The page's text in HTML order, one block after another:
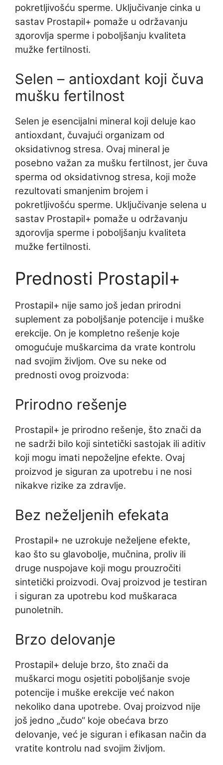
pokretljivošću sperme. Uključivanje cinka u
sastav Prostapil+ pomaže u održavanju
здorovlja sperme i poboljšanju kvaliteta
mužke fertilnosti.
Selen – antioxdant koji čuva
mušku fertilnost
Selen je esencijalni mineral koji deluje kao
antioxdant, čuvajući organizam od
oksidativnog stresa. Ovaj mineral je
posebno važan za mušku fertilnost, jer čuva
sperma od oksidativnog stresa, koji može
rezultovati smanjenim brojem i
pokretljivošću sperme. Uključivanje selena u
sastav Prostapil+ pomaže u održavanju
здorovlja sperme i poboljšanju kvaliteta
mužke fertilnosti.
Prednosti Prostapil+
Prostapil+ nije samo još jedan prirodni
suplement za poboljšanje potencije i muške
erekcije. On je kompletno rešenje koje
omogućuje muškarcima da vrate kontrolu
nad svojim življom. Ove su neke od
prednosti ovog proizvoda:
Prirodno rešenje
Prostapil+ je prirodno rešenje, što znači da
ne sadrži bilo koji sintetički sastojak ili aditiv
koji mogu imati nepoželjne efekte. Ovaj
proizvod je siguran za upotrebu i ne nosi
nikakve rizike za zdravlje.
Bez neželjenih efekata
Prostapil+ ne uzrokuje neželjene efekte,
kao što su glavobolje, mučnina, proliv ili
druge nuspojave koji mogu prouzročiti
sintetički proizvodi. Ovaj proizvod je testiran
i siguran za upotrebu kod muškaraca
punoletnih.
Brzo delovanje
Prostapil+ deluje brzo, što znači da
muškarci mogu osjetiti poboljšanje svoje
potencije i muške erekcije već nakon
nekoliko dana upotrebe. Ovaj proizvod nije
još jedno „čudo“ koje obećava brzo
delovanje, već je siguran i efikasan način da
vratite kontrolu nad svojim življom.